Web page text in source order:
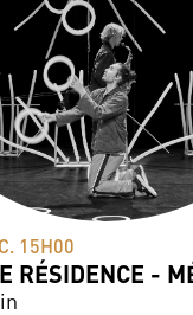
15H00
RÉSIDENCE -